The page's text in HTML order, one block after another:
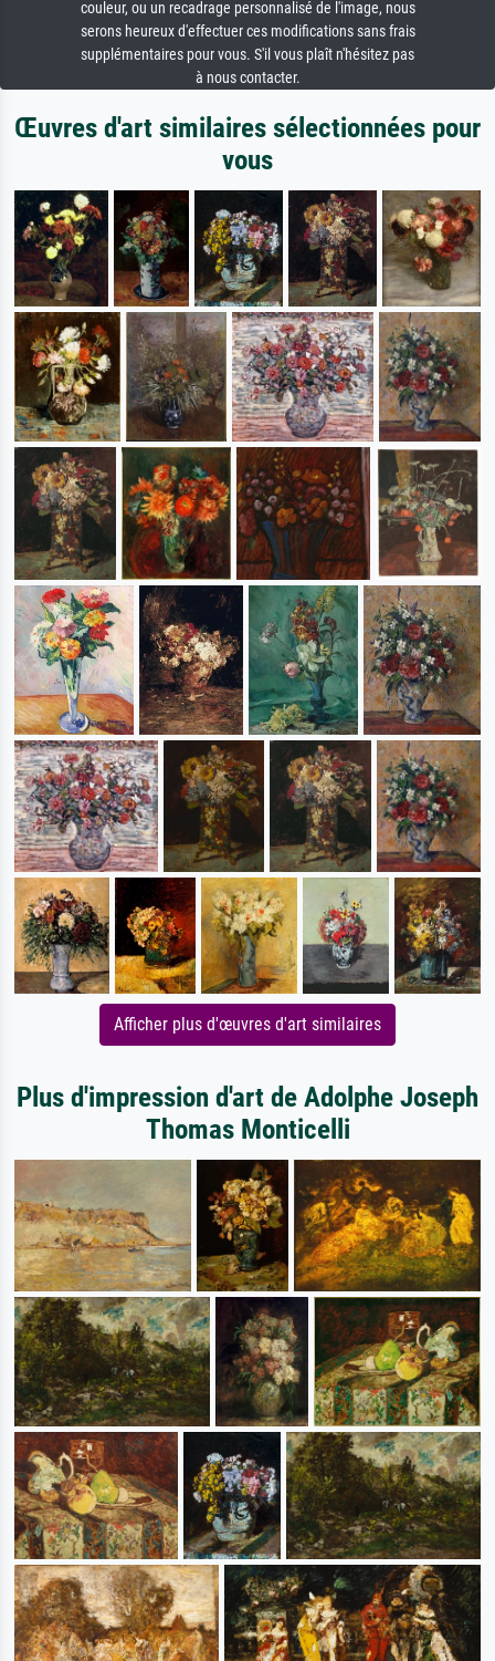
couleur, ou un recadrage personnalisé de l'image, nous
serons heureux d'effectuer ces modifications sans frais
supplémentaires pour vous. S'il vous plaît n'hésitez pas
à nous contacter.
Œuvres d'art similaires sélectionnées pour
vous
Afficher plus d'œuvres d'art similaires
Plus d'impression d'art de Adolphe Joseph
Thomas Monticelli